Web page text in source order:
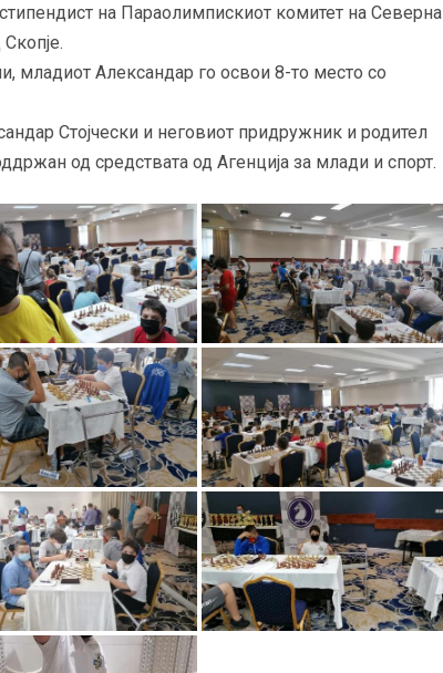
на Параолимпискиот комитет на Северна
младиот Александар го освои 8-то место со
Стојчески и неговиот придружник и родител
од средствата од Агенција за млади и спорт.